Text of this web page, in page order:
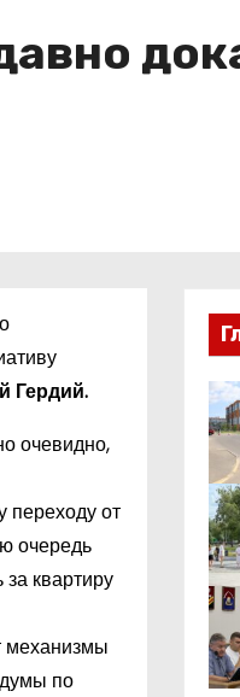
Гердий.
очевидно,
переходу от
очередь
квартиру
механизмы
по